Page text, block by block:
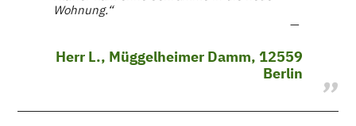
Wohnung.“
Herr L., Müggelheimer Damm, 12559
Berlin